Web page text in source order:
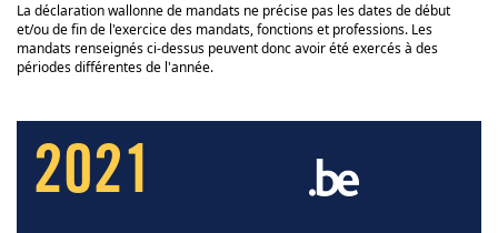
La déclaration wallonne de mandats ne précise pas les dates de début
et/ou de fin de l'exercice des mandats, fonctions et professions. Les
mandats renseignés ci-dessus peuvent donc avoir été exercés à des
périodes différentes de l'année.
2021